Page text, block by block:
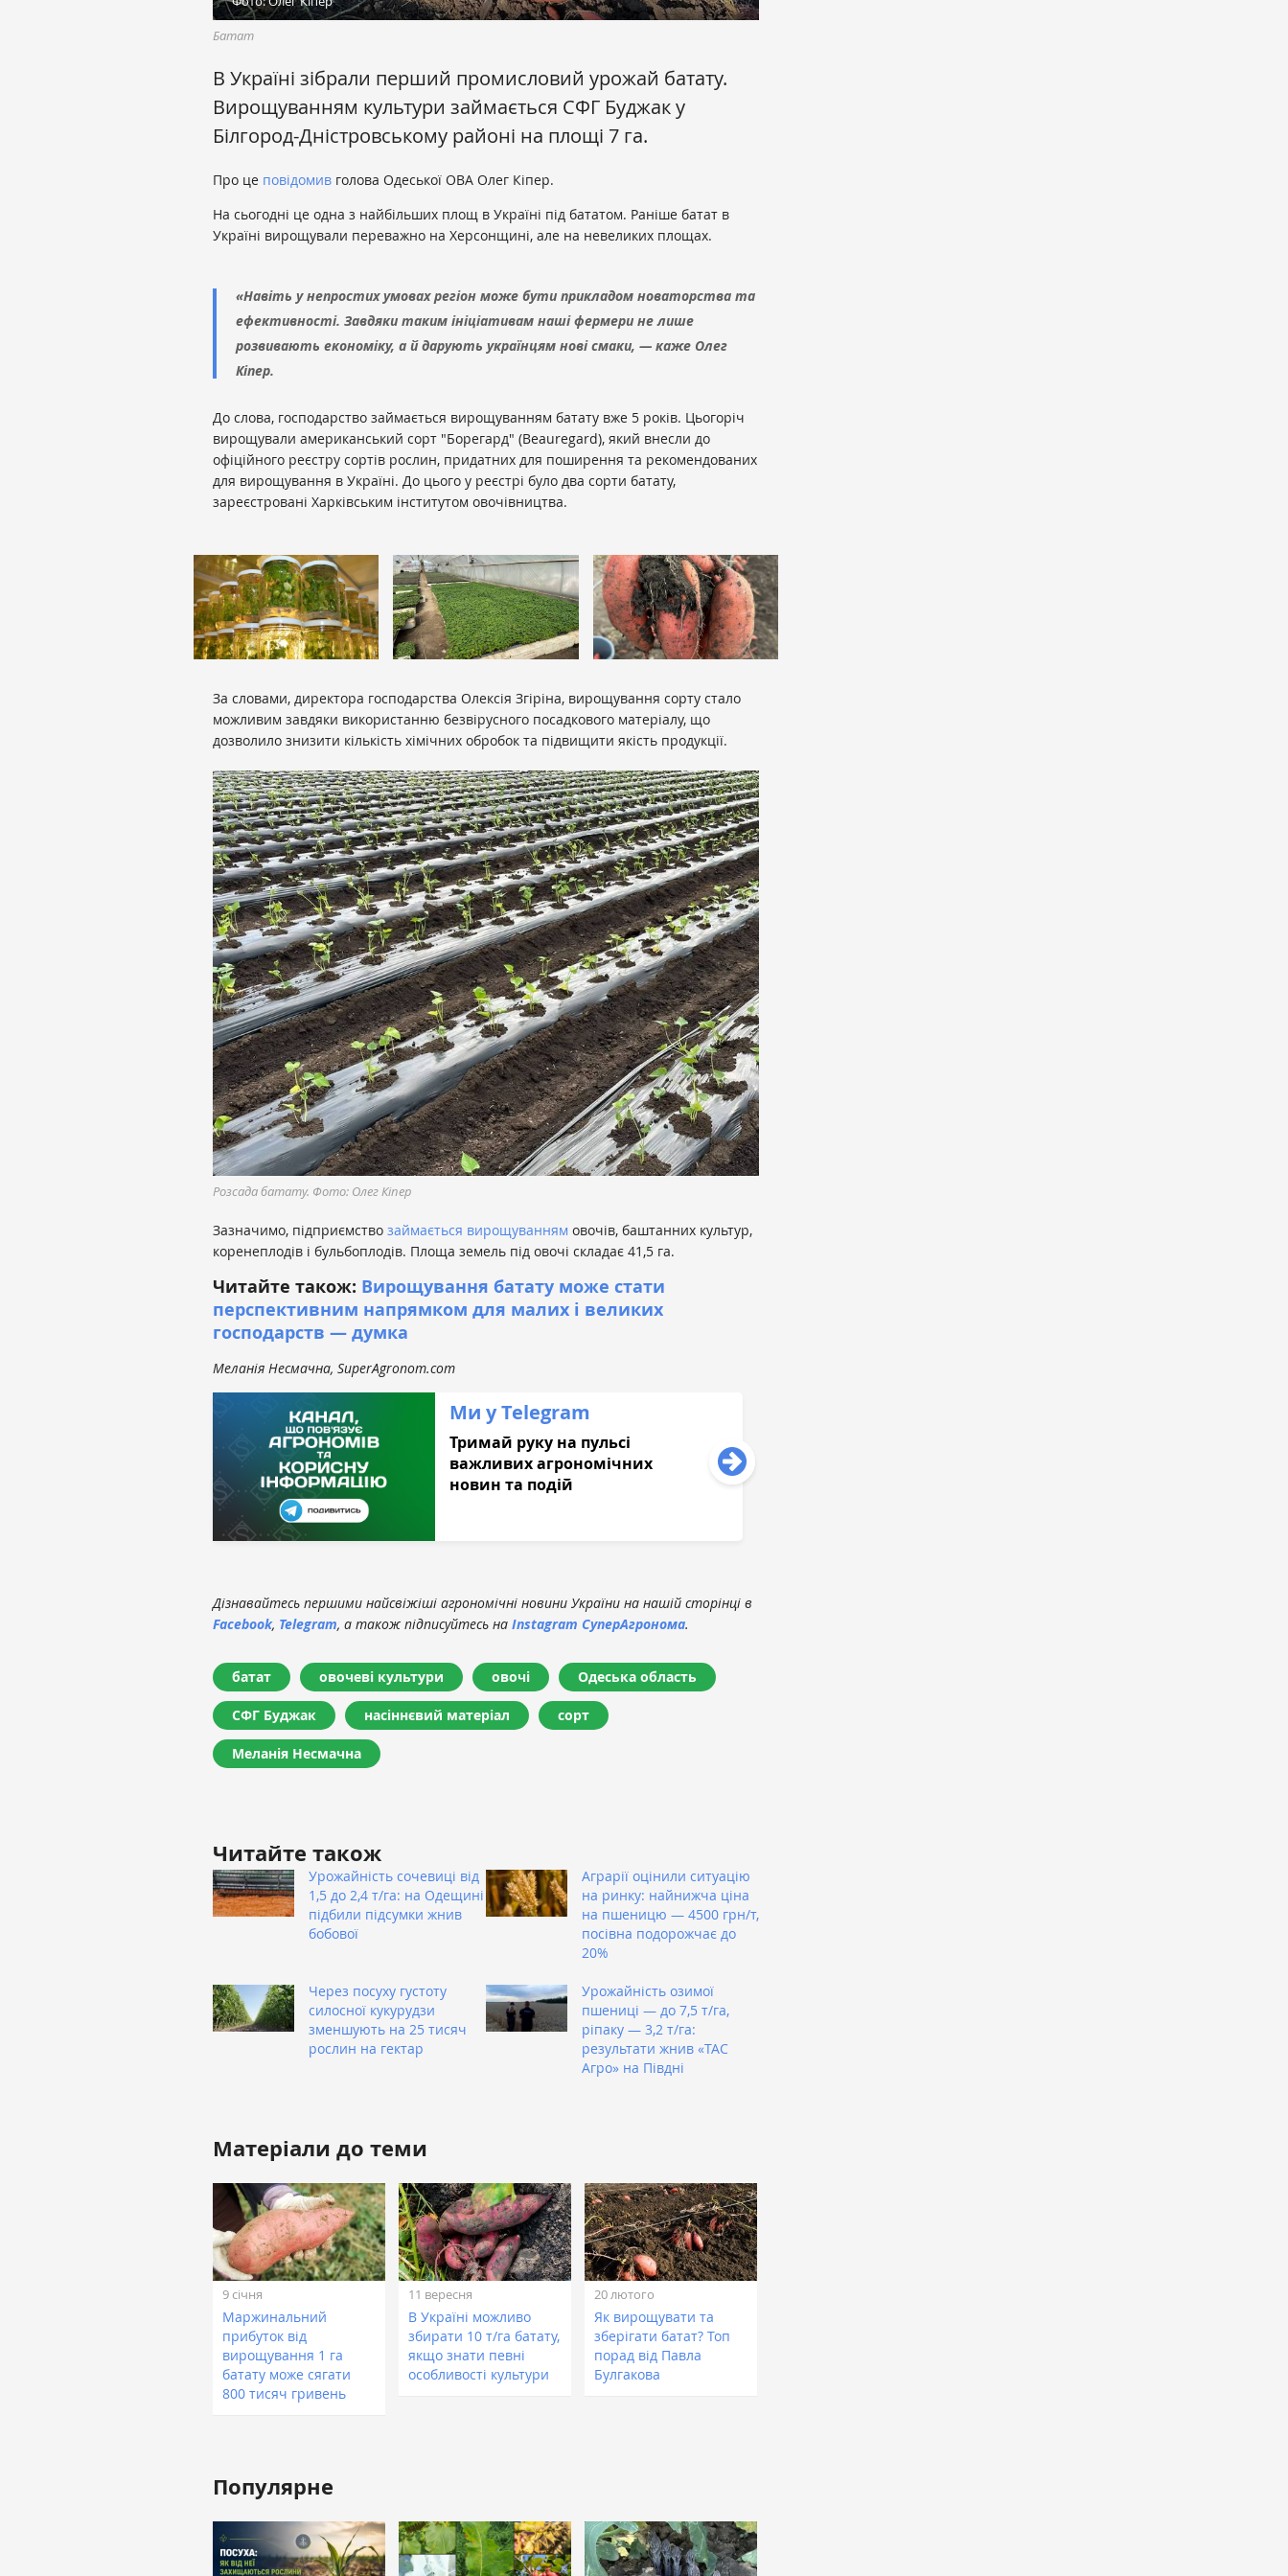
Батат
В Україні зібрали перший промисловий урожай батату.
Вирощуванням культури займається СФГ Буджак у
Білгород-Дністровському районі на площі 7 га.
Про це повідомив голова Одеської ОВА Олег Кіпер.
На сьогодні це одна з найбільших площ в Україні під бататом. Раніше батат в
Україні вирощували переважно на Херсонщині, але на невеликих площах.
«Навіть у непростих умовах регіон може бути прикладом новаторства та
ефективності. Завдяки таким ініціативам наші фермери не лише
розвивають економіку, а й дарують українцям нові смаки, — каже Олег
Кіпер.
До слова, господарство займається вирощуванням батату вже 5 років. Цьогоріч
вирощували американський сорт "Борегард" (Beauregard), який внесли до
офіційного реєстру сортів рослин, придатних для поширення та рекомендованих
для вирощування в Україні. До цього у реєстрі було два сорти батату,
зареєстровані Харківським інститутом овочівництва.
За словами, директора господарства Олексія Згіріна, вирощування сорту стало
можливим завдяки використанню безвірусного посадкового матеріалу, що
дозволило знизити кількість хімічних обробок та підвищити якість продукції.
Розсада батату. Фото: Олег Кіпер
Зазначимо, підприємство займається вирощуванням овочів, баштанних культур,
коренеплодів і бульбоплодів. Площа земель під овочі складає 41,5 га.
Читайте також: Вирощування батату може стати
перспективним напрямком для малих і великих
господарств — думка
Меланія Несмачна, SuperAgronom.com
Ми у Telegram
Тримай руку на пульсі
важливих агрономічних
новин та подій
Дізнавайтесь першими найсвіжіші агрономічні новини України на нашій сторінці в
Facebook, Telegram, а також підписуйтесь на Instagram СуперАгронома.
батат овочеві культури овочі Одеська область
СФГ Буджак насіннєвий матеріал сорт
Меланія Несмачна
Читайте також
Урожайність сочевиці від
1,5 до 2,4 т/га: на Одещині
підбили підсумки жнив
бобової
Аграрії оцінили ситуацію
на ринку: найнижча ціна
на пшеницю — 4500 грн/т,
посівна подорожчає до
20%
Через посуху густоту
силосної кукурудзи
зменшують на 25 тисяч
рослин на гектар
Урожайність озимої
пшениці — до 7,5 т/га,
ріпаку — 3,2 т/га:
результати жнив «ТАС
Агро» на Півдні
Матеріали до теми
9 січня
Маржинальний
прибуток від
вирощування 1 га
батату може сягати
800 тисяч гривень
11 вересня
В Україні можливо
збирати 10 т/га батату,
якщо знати певні
особливості культури
20 лютого
Як вирощувати та
зберігати батат? Топ
порад від Павла
Булгакова
Популярне